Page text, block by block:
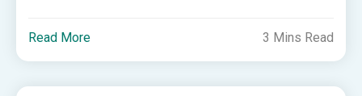
Read More 3 Mins Read